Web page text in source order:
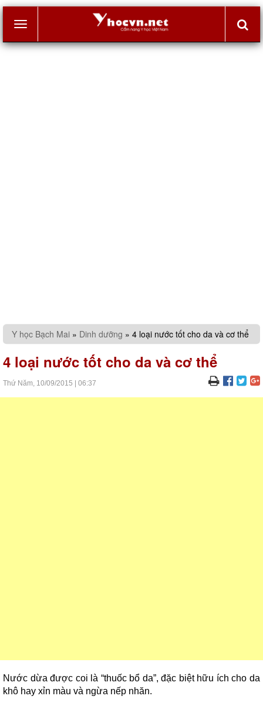
Y học Bạch Mai » Dinh dưỡng » 4 loại nước tốt cho da và cơ thể
4 loại nước tốt cho da và cơ thể
Thứ Năm, 10/09/2015 06:37
Nước dừa được coi là “thuốc bổ da”, đặc biệt hữu ích cho da
khô hay xỉn màu và ngừa nếp nhăn.